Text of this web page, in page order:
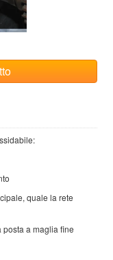
quale la rete
a maglia fine